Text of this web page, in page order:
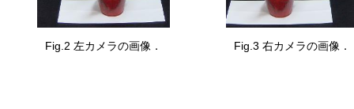
Fig.2 左カメラの画像． Fig.3 右カメラの画像．